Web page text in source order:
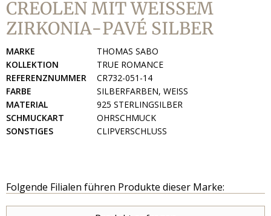
CREOLEN MIT WEISSEM Z
IRKONIA-PAVÉ SILBER
MARKE
THOMAS SABO
KOLLEKTION
TRUE ROMANCE
REFERENZNUMMER
CR732-051-14
FARBE
SILBERFARBEN, WEISS
MATERIAL
925 STERLINGSILBER
SCHMUCKART
OHRSCHMUCK
SONSTIGES
CLIPVERSCHLUSS
Folgende Filialen führen Produkte dieser Marke: